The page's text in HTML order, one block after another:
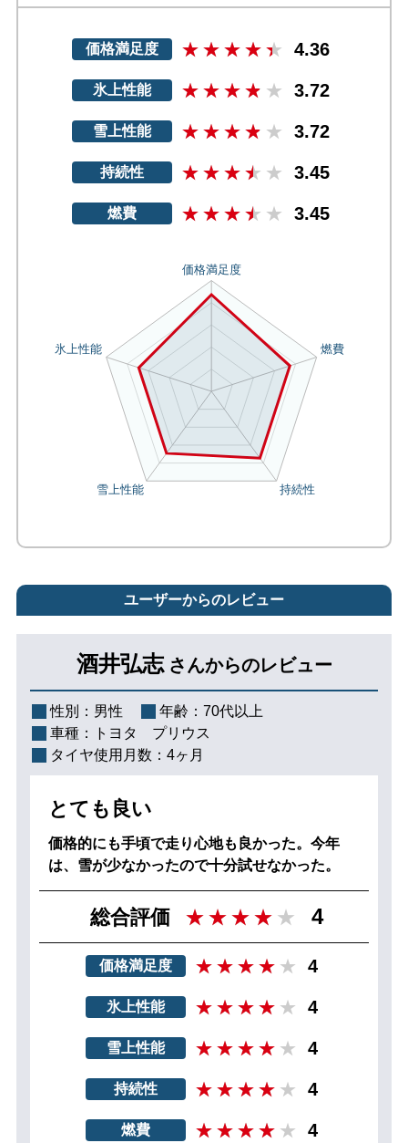
価格満足度 4.36
氷上性能 3.72
雪上性能 3.72
持続性 3.45
燃費 3.45
ユーザーからのレビュー
酒井弘志 さんからのレビュー
性別： 男性 年齢： 70代以上
車種：
トヨタ プリウス
タイヤ使用月数： 4ヶ月
とても良い
価格的にも手頃で走り心地も良かった。今年
は、雪が少なかったので十分試せなかった。
総合評価 4
価格満足度 4
氷上性能 4
雪上性能 4
持続性 4
燃費 4